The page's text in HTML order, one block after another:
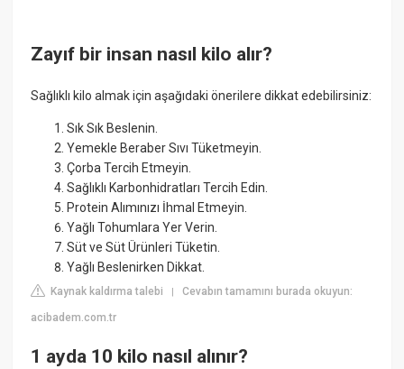
Zayıf bir insan nasıl kilo alır?
Sağlıklı kilo almak için aşağıdaki önerilere dikkat edebilirsiniz:
Sık Sık Beslenin.
Yemekle Beraber Sıvı Tüketmeyin.
Çorba Tercih Etmeyin.
Sağlıklı Karbonhidratları Tercih Edin.
Protein Alımınızı İhmal Etmeyin.
Yağlı Tohumlara Yer Verin.
Süt ve Süt Ürünleri Tüketin.
Yağlı Beslenirken Dikkat.
Kaynak kaldırma talebi |Cevabın tamamını burada okuyun:
acibadem.com.tr
1 ayda 10 kilo nasıl alınır?